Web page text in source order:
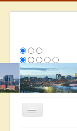
Toggle